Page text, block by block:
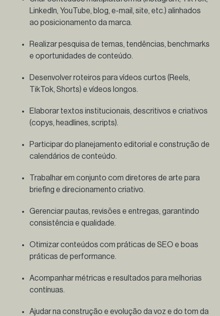
LinkedIn, YouTube, blog, e-mail, site, etc.) alinhados
ao posicionamento da marca.
Realizar pesquisa de temas, tendências, benchmarks
e oportunidades de conteúdo.
Desenvolver roteiros para vídeos curtos (Reels,
TikTok, Shorts) e vídeos longos.
Elaborar textos institucionais, descritivos e criativos
(copys, headlines, scripts).
Participar do planejamento editorial e construção de
calendários de conteúdo.
Trabalhar em conjunto com diretores de arte para
briefing e direcionamento criativo.
Gerenciar pautas, revisões e entregas, garantindo
consistência e qualidade.
Otimizar conteúdos com práticas de SEO e boas
práticas de performance.
Acompanhar métricas e resultados para melhorias
contínuas.
Ajudar na construção e evolução da voz e do tom da